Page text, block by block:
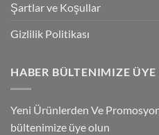
Şartlar ve Koşullar
Gizlilik Politikası
HABER BÜLTENIMIZE ÜYE
Yeni Ürünlerden Ve
bültenimize üye olun